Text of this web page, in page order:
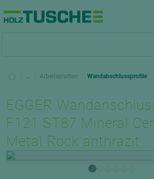
... Arbeitsplatten Wandabschlussprofile
EGGER
F121 ST87 Mineral
Metal Rock anthrazit